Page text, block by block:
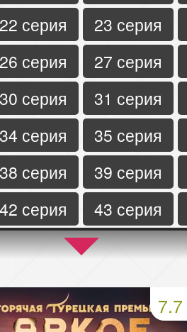
22 серия
23 серия
26 серия
27 серия
30 серия
31 серия
34 серия
35 серия
38 серия
39 серия
42 серия
43 серия
46 серия
47 серия
50 серия
51 серия
54 серия
55 серия
7.7